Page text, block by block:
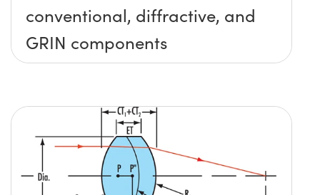
conventional, diffractive, and
GRIN components